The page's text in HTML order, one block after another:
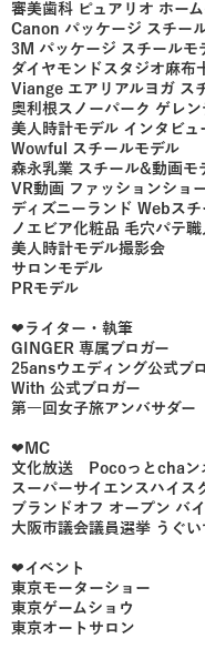
審美歯科 ピュアリオ ホー
Canon パッケージ スチー
3M パッケージ スチールモ
ダイヤモンドスタジオ麻布
Viange エアリアルヨガ ス
奥利根スノーパーク ゲレン
美人時計モデル インタビュ
Wowful スチールモデル
森永乳業 スチール&動画モ
VR動画 ファッションショ
ディズニーランド Webス
ノエビア化粧品 毛穴パテ
美人時計モデル撮影会
サロンモデル
PRモデル
❤︎ライター・執筆
GINGER 専属ブロガー
25ansウエディング公式ブ
With 公式ブロガー
第一回女子旅アンバサダー
❤︎MC
文化放送 Pocoっとchaン
スーパーサイエンスハイス
ブランドオフ オープン バ
大阪市議会議員選挙 うぐい
❤︎イベント
東京モーターショー
東京ゲームショウ
東京オートサロン